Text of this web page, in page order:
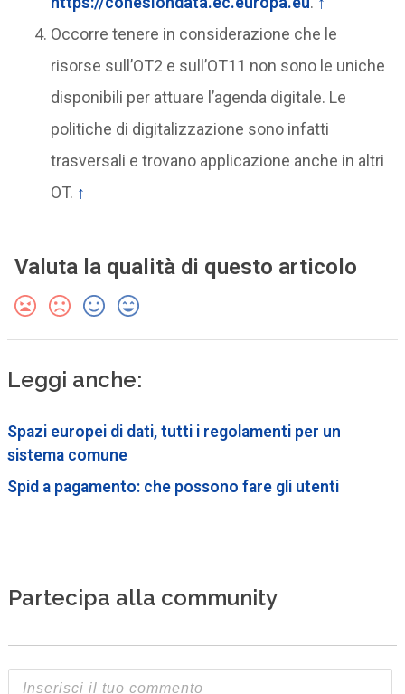
Occorre tenere in considerazione che le
risorse sull’OT2 e sull’OT11 non sono le uniche
disponibili per attuare l’agenda digitale. Le
politiche di digitalizzazione sono infatti
trasversali e trovano applicazione anche in altri
OT. ↑
Valuta la qualità di questo articolo
Leggi anche:
Spazi europei di dati, tutti i regolamenti per un
sistema comune
Spid a pagamento: che possono fare gli utenti
Partecipa alla community